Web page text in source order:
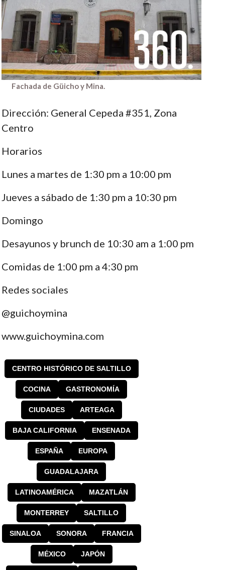
Fachada de Güicho y Mina.
Dirección: General Cepeda #351, Zona
Centro
Horarios
Lunes a martes de 1:30 pm a 10:00 pm
Jueves a sábado de 1:30 pm a 10:30 pm
Domingo
Desayunos y brunch de 10:30 am a 1:00 pm
Comidas de 1:00 pm a 4:30 pm
Redes sociales
@guichoymina
www.guichoymina.com
CENTRO HISTÓRICO DE SALTILLO
COCINA GASTRONOMÍA
CIUDADES ARTEAGA
BAJA CALIFORNIA ENSENADA
ESPAÑA EUROPA
GUADALAJARA
LATINOAMÉRICA MAZATLÁN
MONTERREY SALTILLO
SINALOA SONORA FRANCIA
MÉXICO JAPÓN